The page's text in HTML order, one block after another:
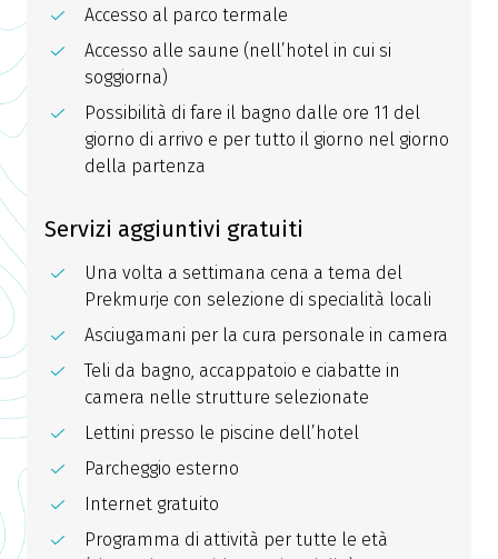
Accesso al parco termale
Accesso alle saune (nell’hotel in cui si
soggiorna)
Possibilità di fare il bagno dalle ore 11 del
giorno di arrivo e per tutto il giorno nel giorno
della partenza
Servizi aggiuntivi gratuiti
Una volta a settimana cena a tema del
Prekmurje con selezione di specialità locali
Asciugamani per la cura personale in camera
Teli da bagno, accappatoio e ciabatte in
camera nelle strutture selezionate
Lettini presso le piscine dell’hotel
Parcheggio esterno
Internet gratuito
Programma di attività per tutte le età